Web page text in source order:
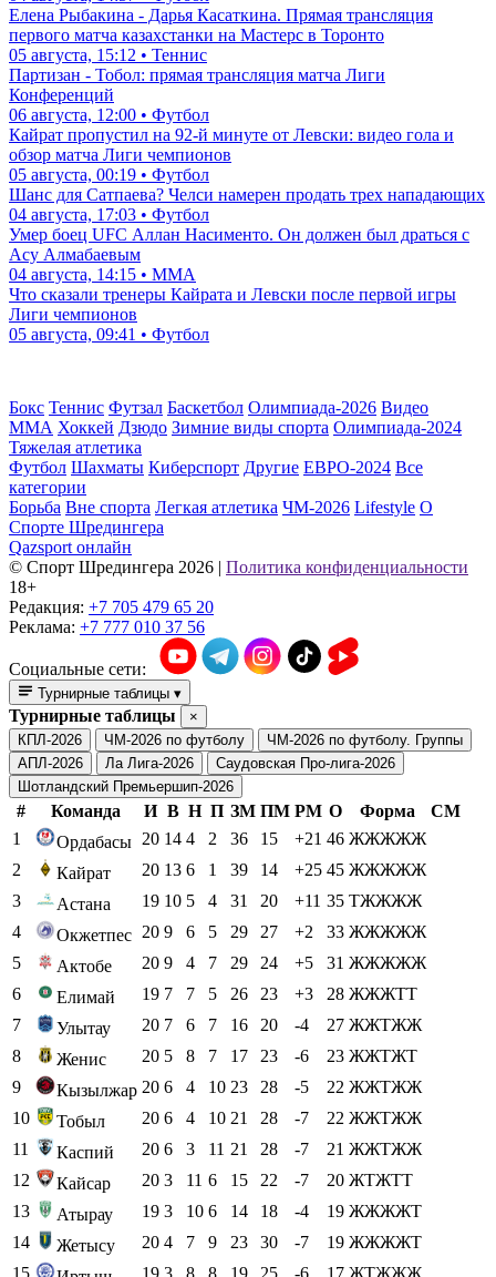
Елена Рыбакина - Дарья Касаткина. Прямая трансляция
первого матча казахстанки на Мастерс в Торонто
05 августа, 15:12 • Теннис
Партизан - Тобол: прямая трансляция матча Лиги
Конференций
06 августа, 12:00 • Футбол
Кайрат пропустил на 92-й минуте от Левски: видео гола и
обзор матча Лиги чемпионов
05 августа, 00:19 • Футбол
Шанс для Сатпаева? Челси намерен продать трех нападающих
04 августа, 17:03 • Футбол
Умер боец UFC Аллан Насименто. Он должен был драться с
Асу Алмабаевым
04 августа, 14:15 • ММА
Что сказали тренеры Кайрата и Левски после первой игры
Лиги чемпионов
05 августа, 09:41 • Футбол
Бокс Теннис Футзал Баскетбол Олимпиада-2026 Видео
ММА Хоккей Дзюдо Зимние виды спорта Олимпиада-2024
Тяжелая атлетика
Футбол Шахматы Киберспорт Другие ЕВРО-2024 Все
категории
Борьба Вне спорта Легкая атлетика ЧМ-2026 Lifestyle О
Спорте Шредингера
Qazsport онлайн
© Cпорт Шредингера 2026 | Политика конфиденциальности
18+
Редакция: +7 705 479 65 20
Реклама: +7 777 010 37 56
Социальные сети:
Турнирные таблицы ▾
Турнирные таблицы
×
КПЛ-2026
ЧМ-2026 по футболу
ЧМ-2026 по футболу. Группы
АПЛ-2026
Ла Лига-2026
Саудовская Про-лига-2026
Шотландский Премьершип-2026
# Команда И В Н П ЗМ ПМ РМ О Форма
СМ
1
Ордабасы 20 14 4 2 36 15 +21 46 ЖЖЖЖЖ
2
Кайрат 20 13 6 1 39 14 +25 45 ЖЖЖЖЖ
3
Астана 19 10 5 4 31 20 +11 35 ТЖЖЖЖ
4
Окжетпес 20 9 6 5 29 27 +2 33 ЖЖЖЖЖ
5
Актобе 20 9 4 7 29 24 +5 31 ЖЖЖЖЖ
6
Елимай 19 7 7 5 26 23 +3 28 ЖЖЖТТ
7
Улытау 20 7 6 7 16 20 -4 27 ЖЖТЖЖ
8
Женис 20 5 8 7 17 23 -6 23 ЖЖТЖТ
9
Кызылжар 20 6 4 10 23 28 -5 22 ЖЖТЖЖ
10
Тобыл 20 6 4 10 21 28 -7 22 ЖЖТЖЖ
11
Каспий 20 6 3 11 21 28 -7 21 ЖЖТЖЖ
12
Кайсар 20 3 11 6 15 22 -7 20 ЖТЖТТ
13
Атырау 19 3 10 6 14 18 -4 19 ЖЖЖЖТ
14
Жетысу 20 4 7 9 23 30 -7 19 ЖЖЖЖТ